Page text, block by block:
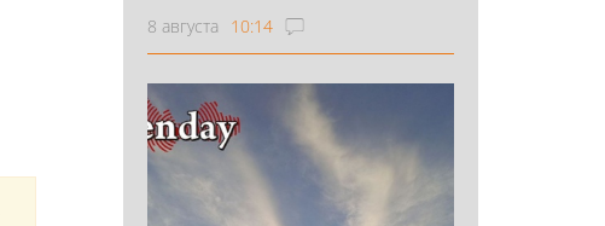
8 августа 10:14